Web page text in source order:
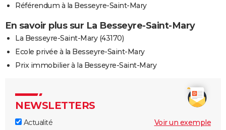
Référendum à la Besseyre-Saint-Mary
En savoir plus sur La Besseyre-Saint-Mary
La Besseyre-Saint-Mary (43170)
Ecole privée à la Besseyre-Saint-Mary
Prix immobilier à la Besseyre-Saint-Mary
NEWSLETTERS
Actualité
Voir un exemple